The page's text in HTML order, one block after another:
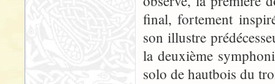
final, fortement
son illustre
la deuxième
solo de hautbois du